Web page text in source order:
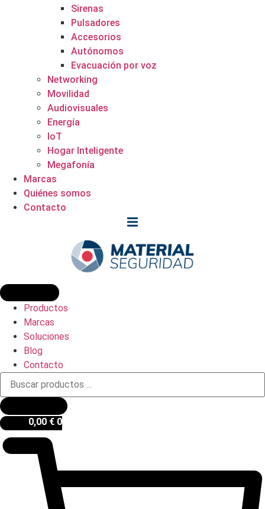
Sirenas
Pulsadores
Accesorios
Autónomos
Evacuación por voz
Networking
Movilidad
Audiovisuales
Energía
IoT
Hogar Inteligente
Megafonía
Marcas
Quiénes somos
Contacto
Productos
Marcas
Soluciones
Blog
Contacto
Búsqueda
productos
0,00 € 0